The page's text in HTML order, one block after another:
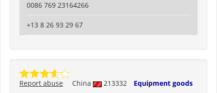
0086 769 23164266
+13 8 26 93 29 67
China 213332 Equipment goods
Report abuse